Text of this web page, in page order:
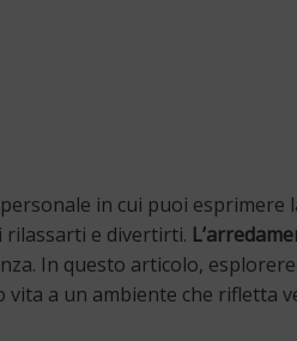
in cui puoi esprimere
e divertirti.
In questo articolo,
vita a un ambiente che rifletta